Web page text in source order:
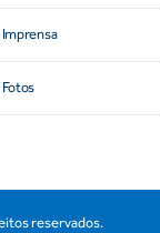
Imprensa
Fotos
reservados.